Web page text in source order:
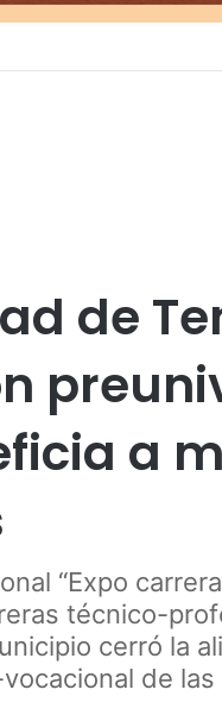
de
a
“Expo
técnico-
cerró la
de